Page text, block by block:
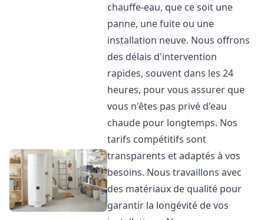
chauffe-eau, que ce soit une
panne, une fuite ou une
installation neuve. Nous offrons
des délais d'intervention
rapides, souvent dans les 24
heures, pour vous assurer que
vous n'êtes pas privé d'eau
chaude pour longtemps. Nos
tarifs compétitifs sont
transparents et adaptés à vos
besoins. Nous travaillons avec
des matériaux de qualité pour
garantir la longévité de vos